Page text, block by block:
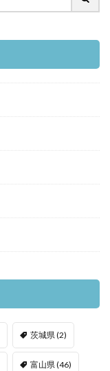
茨城県(2)
富山県(46)